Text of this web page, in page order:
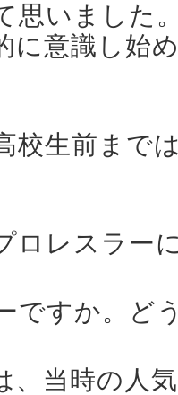
思いました
に意識し始
校生前まで
ロレスラー
ですか。ど
、当時の人